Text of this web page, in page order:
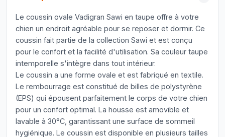
Le coussin ovale Vadigran Sawi en taupe offre à votre
chien un endroit agréable pour se reposer et dormir. Ce
coussin fait partie de la collection Sawi et est conçu
pour le confort et la facilité d'utilisation. Sa couleur taupe
intemporelle s'intègre dans tout intérieur.
Le coussin a une forme ovale et est fabriqué en textile.
Le rembourrage est constitué de billes de polystyrène
(EPS) qui épousent parfaitement le corps de votre chien
pour un confort optimal. La housse est amovible et
lavable à 30°C, garantissant une surface de sommeil
hygiénique. Le coussin est disponible en plusieurs tailles